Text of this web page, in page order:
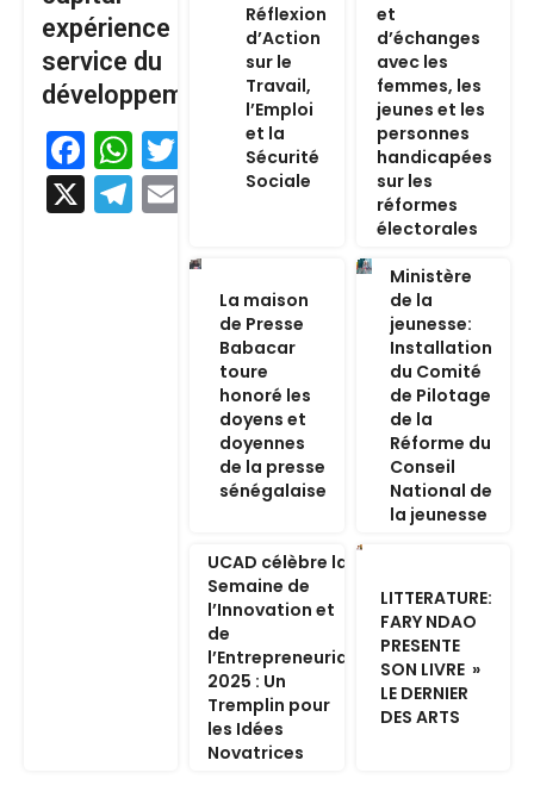
expérience au
service du
développement
Facebook
WhatsApp
Twitter
X
Telegram
Email
Réflexion
d’Action
sur le
Travail,
l’Emploi
et la
Sécurité
Sociale
et
d’échanges
avec les
femmes, les
jeunes et les
personnes
handicapées
sur les
réformes
électorales
La maison
de Presse
Babacar
toure
honoré les
doyens et
doyennes
de la presse
sénégalaise
Ministère
de la
jeunesse:
Installation
du Comité
de Pilotage
de la
Réforme du
Conseil
National de
la jeunesse
UCAD célèbre la
Semaine de
l’Innovation et
de
l’Entrepreneuriat
2025 : Un
Tremplin pour
les Idées
Novatrices
LITTERATURE:
FARY NDAO
PRESENTE
SON LIVRE »
LE DERNIER
DES ARTS